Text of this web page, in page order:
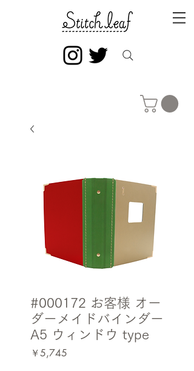
#000172 お客様 オー
ダーメイドバインダー
A5 ウィンドウ type
￥5,745